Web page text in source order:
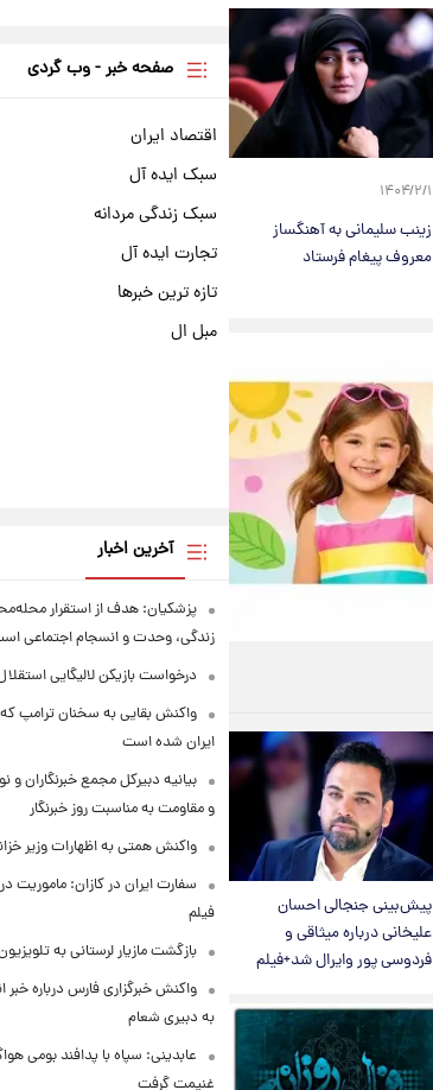
۱۴۰۴/۲/۱
زینب سلیمانی به آهنگساز
معروف پیغام فرستاد
پیش‌بینی جنجالی احسان
علیخانی درباره میثاقی و
فردوسی پور وایرال شد+فیلم
صفحه خبر - وب گردی
اقتصاد ایران
سبک ایده آل
سبک زندگی مردانه
تجارت ایده آل
تازه ترین خبرها
مبل ال
آخرین اخبار
پزشکیان: هدف از استقرار
زندگی، وحدت و انسجام اجتماعی
درخواست بازیکن لالیگایی
واکنش بقایی به سخنان ترامپ
ایران شده است
بیانیه دبیرکل مجمع خبرنگاران
و مقاومت به مناسبت روز خبرنگار
واکنش همتی به اظهارات وزیر
سفارت ایران در کازان: ماموریت
فیلم
بازگشت مازیار لرستانی به
واکنش خبرگزاری فارس درباره
به دبیری شعام
عابدینی: سپاه با پدافند بومی
غنیمت گرفت